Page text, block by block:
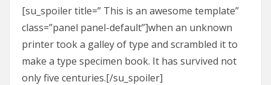
[su_spoiler title=” This is an awesome template”
class=”panel panel-default”]when an unknown
printer took a galley of type and scrambled it to
make a type specimen book. It has survived not
only five centuries.[/su_spoiler]